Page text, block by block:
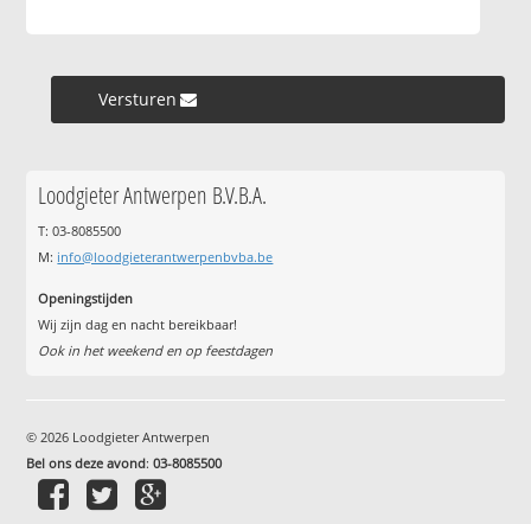
Versturen »
Loodgieter Antwerpen B.V.B.A.
T: 03-8085500
M: info@loodgieterantwerpenbvba.be
Openingstijden
Wij zijn dag en nacht bereikbaar!
Ook in het weekend en op feestdagen
© 2026 Loodgieter Antwerpen
Bel ons deze avond:03-8085500